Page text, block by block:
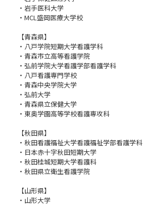
・岩手医科大学
・MCL盛岡医療大学校
【青森県】
・八戸学院短期大学看護学科
・​​青森市立高等看護学院
・弘前学院大学看護学部看護学科
・八戸看護専門学校
・​​青森中央学院大学
​・弘前大学
・青森県立保健大学
・東奥学園高等学校看護専攻科
【秋田県】
・秋田看護福祉大学看護福祉学部看護学科
・日本赤十字秋田短期大学
・秋田桂城短期大学看護科
・秋田県立衛生看護学院
【山形県​】
・山形大学